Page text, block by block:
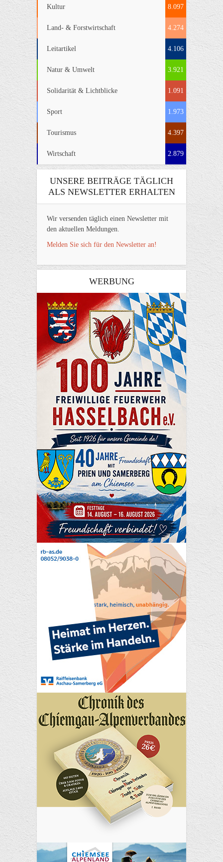
Kultur 8.097
Land- & Forstwirtschaft 4.274
Leitartikel 4.106
Natur & Umwelt 3.921
Solidarität & Lichtblicke 1.091
Sport 1.973
Tourismus 4.397
Wirtschaft 2.879
UNSERE BEITRÄGE TÄGLICH
ALS NEWSLETTER ERHALTEN
Wir versenden täglich einen Newsletter mit
den aktuellen Meldungen.
Melden Sie sich für den Newsletter an!
WERBUNG